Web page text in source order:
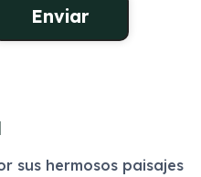
sus hermosos paisajes